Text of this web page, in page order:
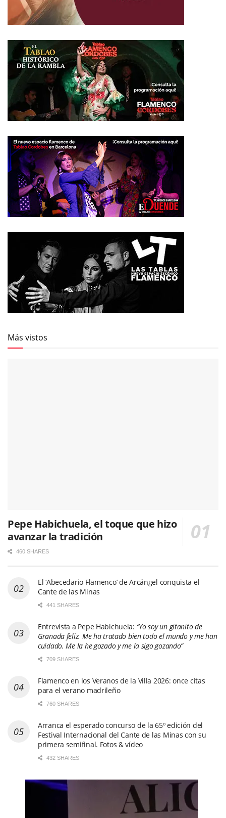
Más vistos
Pepe Habichuela, el toque que hizo
avanzar la tradición
460 SHARES
El ‘Abecedario Flamenco’ de Arcángel conquista el
Cante de las Minas
441 SHARES
Entrevista a Pepe Habichuela: “Yo soy un gitanito de
Granada feliz. Me ha tratado bien todo el mundo y me han
cuidado. Me la he gozado y me la sigo gozando”
709 SHARES
Flamenco en los Veranos de la Villa 2026: once citas
para el verano madrileño
760 SHARES
Arranca el esperado concurso de la 65º edición del
Festival Internacional del Cante de las Minas con su
primera semifinal. Fotos & vídeo
432 SHARES